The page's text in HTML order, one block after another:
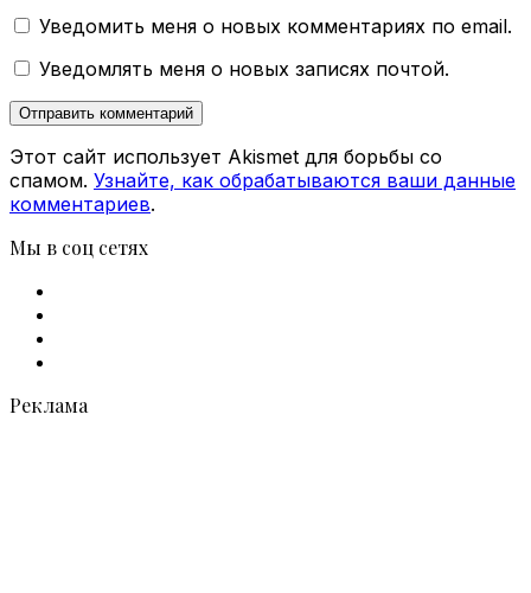
Уведомить меня о новых комментариях по email.
Уведомлять меня о новых записях почтой.
Этот сайт использует Akismet для борьбы со
спамом. Узнайте, как обрабатываются ваши данные
комментариев.
Мы в соц сетях
Реклама